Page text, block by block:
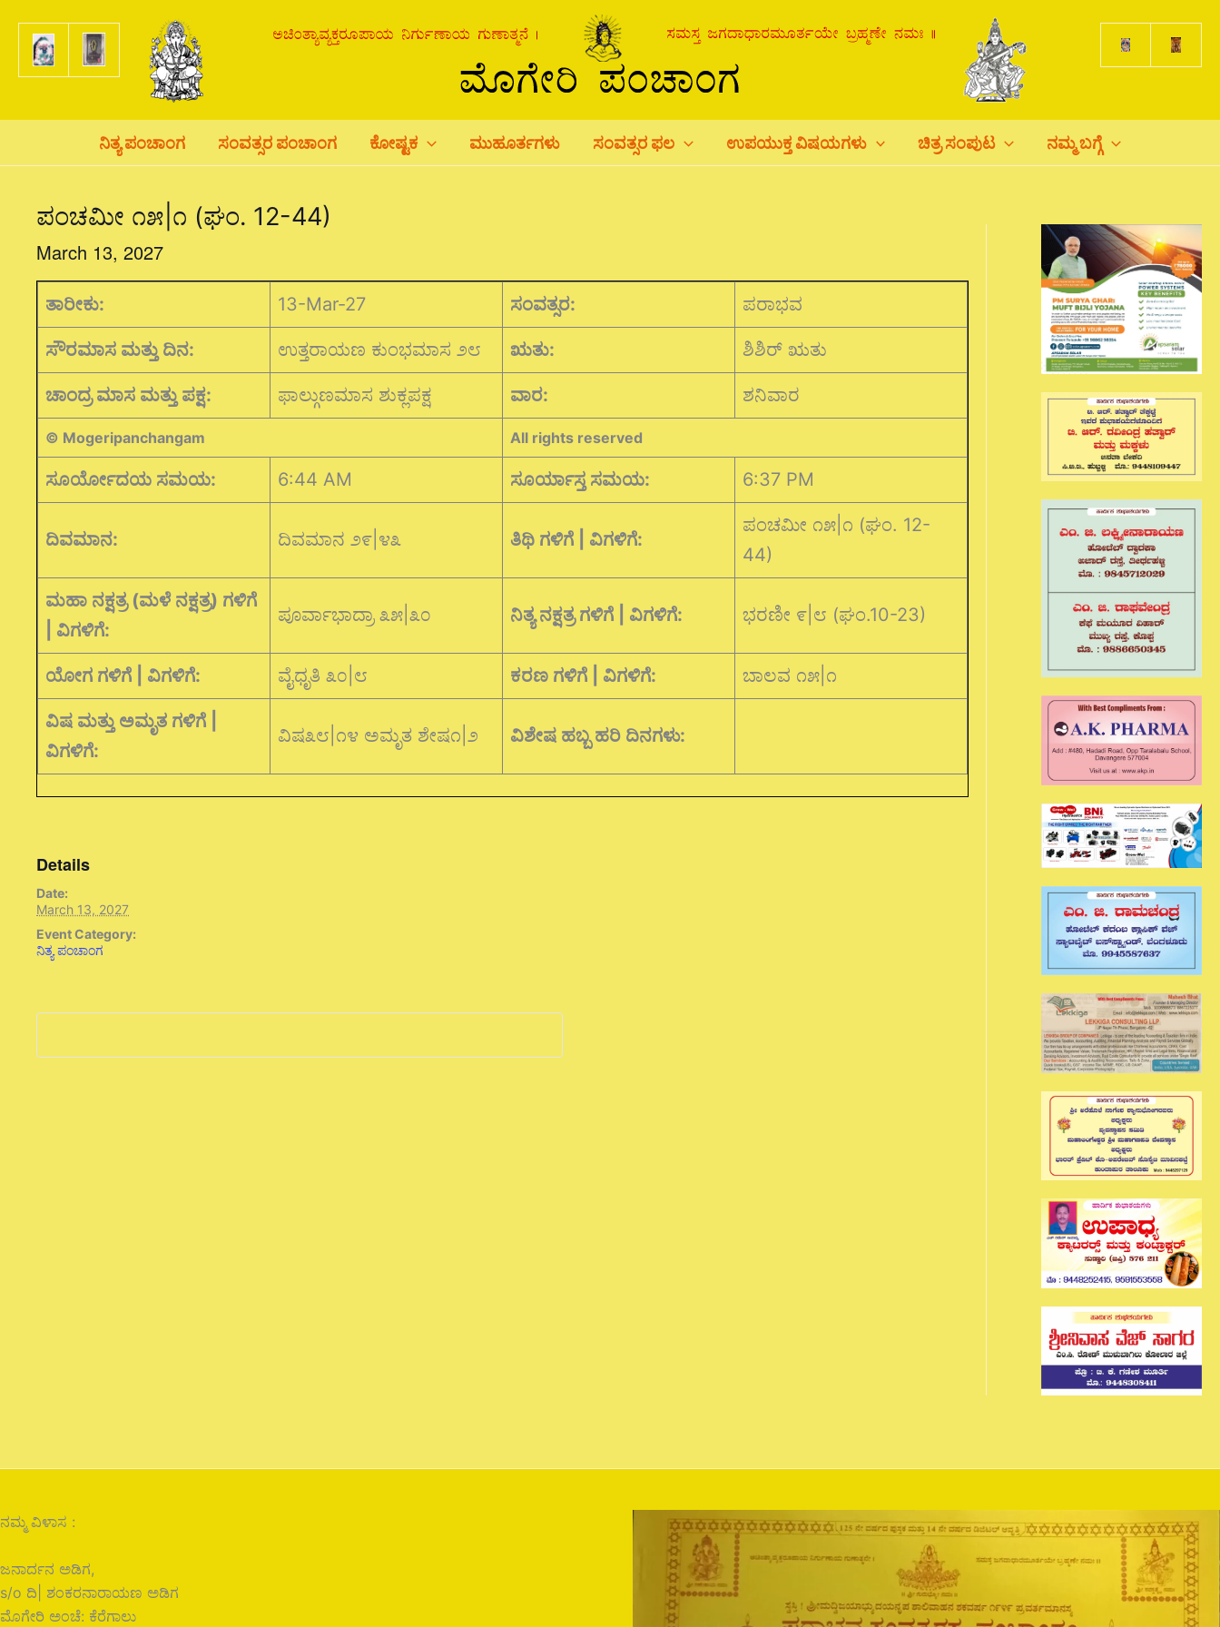
content
ನಿತ್ಯ ಪಂಚಾಂಗ ಸಂವತ್ಸರ ಪಂಚಾಂಗ ಕೋಷ್ಟಕ ಮುಹೂರ್ತಗಳು ಸಂವತ್ಸರ ಫಲ ಉಪಯುಕ್ತ ವಿಷಯಗಳು ಚಿತ್ರ ಸಂಪುಟ ನಮ್ಮ ಬಗ್ಗೆ
ಪಂಚಮೀ ೧೫|೧ (ಘಂ. 12-44)
March 13, 2027
ತಾರೀಕು: 13-Mar-27 ಸಂವತ್ಸರ: ಪರಾಭವ
ಸೌರಮಾಸ ಮತ್ತು ದಿನ: ಉತ್ತರಾಯಣ ಕುಂಭಮಾಸ ೨೮ ಋತು: ಶಿಶಿರ್ ಋತು
ಚಾಂದ್ರ ಮಾಸ ಮತ್ತು ಪಕ್ಷ: ಫಾಲ್ಗುಣಮಾಸ ಶುಕ್ಲಪಕ್ಷ ವಾರ: ಶನಿವಾರ
© Mogeripanchangam All rights reserved
ಸೂರ್ಯೋದಯ ಸಮಯ: 6:44 AM ಸೂರ್ಯಾಸ್ತ ಸಮಯ: 6:37 PM
ದಿವಮಾನ: ದಿವಮಾನ ೨೯|೪೩ ತಿಥಿ ಗಳಿಗೆ | ವಿಗಳಿಗೆ:
ಪಂಚಮೀ ೧೫|೧ (ಘಂ. 12-
44)
ಮಹಾ ನಕ್ಷತ್ರ (ಮಳೆ ನಕ್ಷತ್ರ) ಗಳಿಗೆ
| ವಿಗಳಿಗೆ:
ಪೂರ್ವಾಭಾದ್ರಾ ೩೫|೩೦ ನಿತ್ಯ ನಕ್ಷತ್ರ ಗಳಿಗೆ | ವಿಗಳಿಗೆ: ಭರಣೀ ೯|೮ (ಘಂ.10-23)
ಯೋಗ ಗಳಿಗೆ | ವಿಗಳಿಗೆ: ವೈಧೃತಿ ೩೦|೮ ಕರಣ ಗಳಿಗೆ | ವಿಗಳಿಗೆ: ಬಾಲವ ೧೫|೧
ವಿಷ ಮತ್ತು ಅಮೃತ ಗಳಿಗೆ |
ವಿಗಳಿಗೆ:
ವಿಷ೩೮|೧೪ ಅಮೃತ ಶೇಷ೧|೨ ವಿಶೇಷ ಹಬ್ಬ ಹರಿ ದಿನಗಳು:
Details
Date:
March 13, 2027
Event Category:
ನಿತ್ಯ ಪಂಚಾಂಗ
ನಮ್ಮ ವಿಳಾಸ :
ಜನಾರ್ದನ ಅಡಿಗ,
s/o ದಿ| ಶಂಕರನಾರಾಯಣ ಅಡಿಗ
ಮೊಗೇರಿ ಅಂಚೆ: ಕೆರೆಗಾಲು